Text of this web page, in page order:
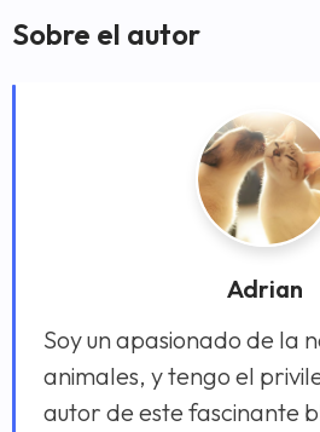
Sobre el autor
Adrian
Soy un apasionado de la
animales, y tengo el
autor de este fascinante